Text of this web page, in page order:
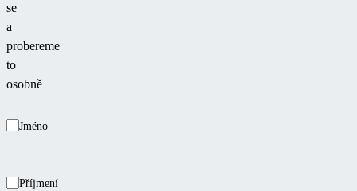
se
a
probereme
to
osobně
Jméno
Příjmení